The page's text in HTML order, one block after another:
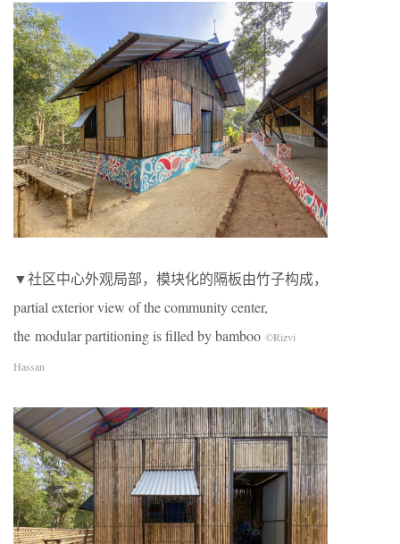
▼社区中心外观局部，模块化的隔板由竹子构成，
partial exterior view of the community center,
the modular partitioning is filled by bamboo ©Rizvi
Hassan